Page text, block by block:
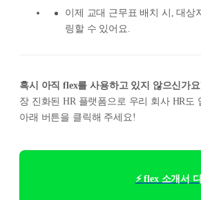
이제 교대 근무표 배치 시, 대상
링할 수 있어요.
혹시 아직 flex를 사용하고 있지 않으신가요
장 진화된 HR 플랫폼으로 우리 회사 HR도
아래 버튼을 클릭해 주세요!
⚡ flex 소개서